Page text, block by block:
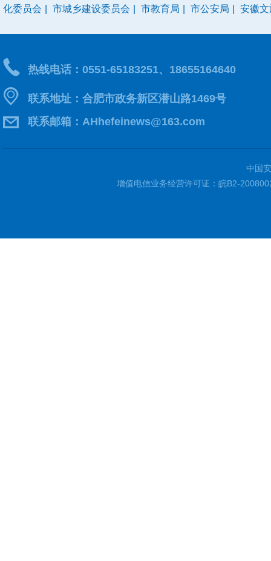
化委员会 市城乡建设委员会 市教育局 市公安局 安徽
热线电话：0551-65183251、18655164640
联系地址：合肥市政务新区潜山路1469号
联系邮箱：AHhefeinews@163.com
中国
增值电信业务经营许可证：皖B2-